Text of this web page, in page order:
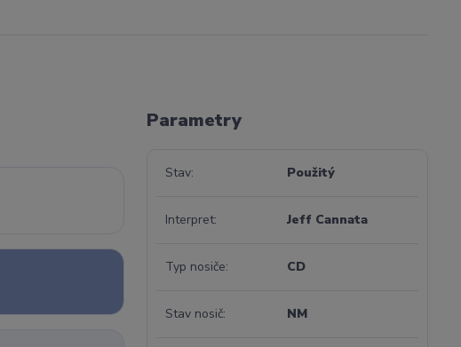
Parametry
Stav Použitý
Interpret Jeff Cannata
Typ nosiče CD
Stav nosič NM